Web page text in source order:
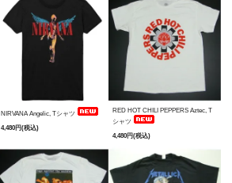
NIRVANA Angelic, Tシャツ
4,480円(税込)
RED HOT CHILI PEPPERS Aztec, T
シャツ
4,480円(税込)